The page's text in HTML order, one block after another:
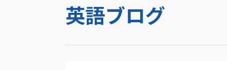
英語ブログ